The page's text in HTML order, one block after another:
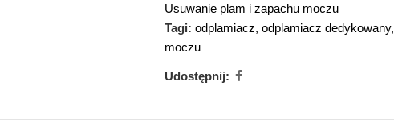
Usuwanie plam i zapachu moczu
Tagi: odplamiacz, odplamiacz dedykowany,
moczu
Udostępnij: